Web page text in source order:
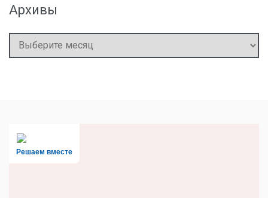
Архивы
Архивы
Решаем вместе